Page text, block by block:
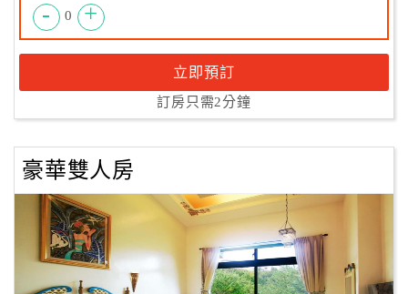
- 0 +
立即預訂
訂房只需2分鐘
豪華雙人房